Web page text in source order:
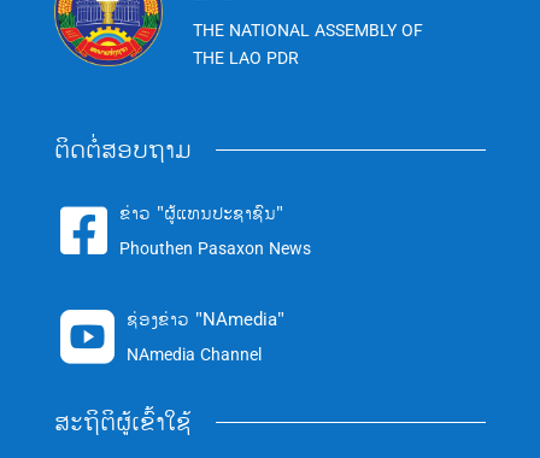
THE NATIONAL ASSEMBLY OF
THE LAO PDR
ຕິດຕໍ່ສອບຖາມ
 ຂ່າວ "ຜູ້ແທນປະຊາຊົນ"
Phouthen Pasaxon News
 ຊ່ອງຂ່າວ "NAmedia"
NAmedia Channel
ສະຖິຕິຜູ້ເຂົ້າໃຊ້